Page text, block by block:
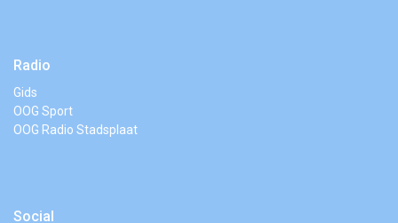
Radio
Gids
OOG Sport
OOG Radio Stadsplaat
Social